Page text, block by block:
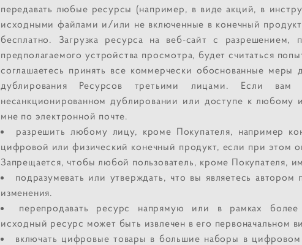
передавать любые ресурсы (например, в виде акций, в
исходными файлами и/или не включенные в конечный
бесплатно. Загрузка ресурса на веб-сайт с
предполагаемого устройства просмотра, будет считаться
соглашаетесь принять все коммерчески обоснованные
дублирования Ресурсов третьими лицами. Если вам
несанкционированном дублировании или доступе к любому
мне по электронной почте.
разрешить любому лицу, кроме Покупателя, например
цифровой или физический конечный продукт, если при этом
Запрещается, чтобы любой пользователь, кроме Покупателя,
подразумевать или утверждать, что вы являетесь
изменения.
перепродавать ресурс напрямую или в рамках
исходный ресурс может быть извлечен в его первоначальном
включать цифровые товары в большие наборы в